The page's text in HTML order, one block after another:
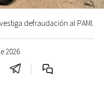
2026
defraudación al PAMI.